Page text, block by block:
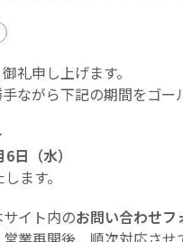
礼申し上げます。
ながら下記の期間をゴ
日（水）
ます。
イト内のお問い合わせフ